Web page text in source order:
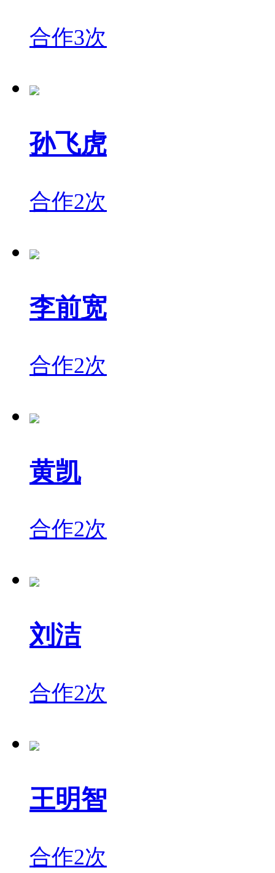
合作3次
孙飞虎
合作2次
李前宽
合作2次
黄凯
合作2次
刘洁
合作2次
王明智
合作2次